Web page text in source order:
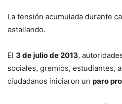
La tensión acumulada durante
estallando.
El 3 de julio de 2013,
sociales, gremios, estudiantes,
ciudadanos iniciaron un paro